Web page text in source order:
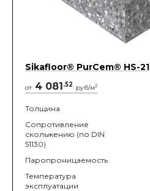
Sikafloor® PurCem® HS-21
от 4 081.52 руб/м2
Толщина
Сопротивление
скольжению (по DIN
51130)
Паропроницаемость
Температура
эксплуатации